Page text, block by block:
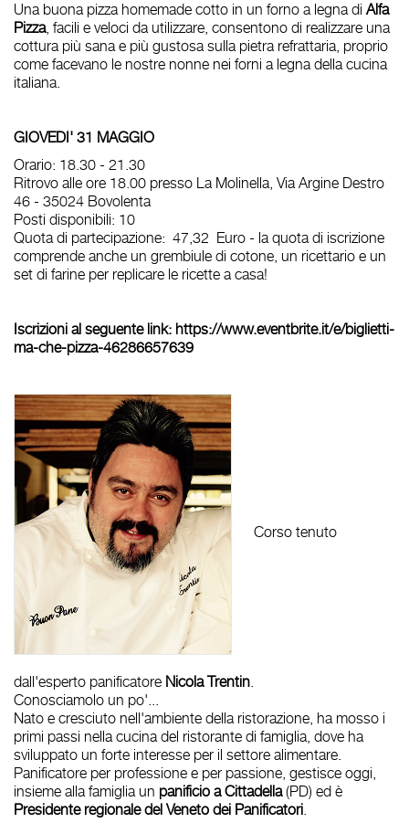
Una buona pizza homemade cotto in un forno a legna di Alfa
Pizza, facili e veloci da utilizzare, consentono di realizzare una
cottura più sana e più gustosa sulla pietra refrattaria, proprio
come facevano le nostre nonne nei forni a legna della cucina
italiana.
GIOVEDI' 31 MAGGIO
Orario: 18.30 - 21.30
Ritrovo alle ore 18.00 presso La Molinella, Via Argine Destro
46 - 35024 Bovolenta
Posti disponibili: 10
Quota di partecipazione: 47,32 Euro - la quota di iscrizione
comprende anche un grembiule di cotone, un ricettario e un
set di farine per replicare le ricette a casa!
Iscrizioni al seguente link: https://www.eventbrite.it/e/biglietti-
ma-che-pizza-46286657639
Corso tenuto
dall'esperto panificatore Nicola Trentin.
Conosciamolo un po'...
Nato e cresciuto nell'ambiente della ristorazione, ha mosso i
primi passi nella cucina del ristorante di famiglia, dove ha
sviluppato un forte interesse per il settore alimentare.
Panificatore per professione e per passione, gestisce oggi,
insieme alla famiglia un panificio a Cittadella(PD) ed è
Presidente regionale del Veneto dei Panificatori.